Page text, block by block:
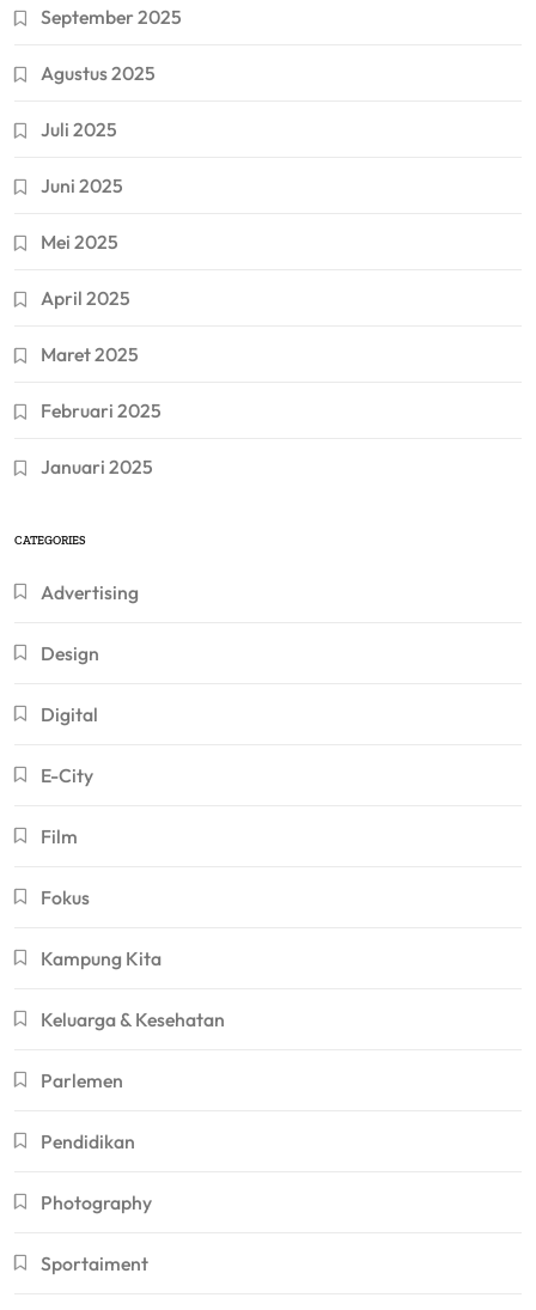
September 2025
Agustus 2025
Juli 2025
Juni 2025
Mei 2025
April 2025
Maret 2025
Februari 2025
Januari 2025
CATEGORIES
Advertising
Design
Digital
E-City
Film
Fokus
Kampung Kita
Keluarga & Kesehatan
Parlemen
Pendidikan
Photography
Sportaiment